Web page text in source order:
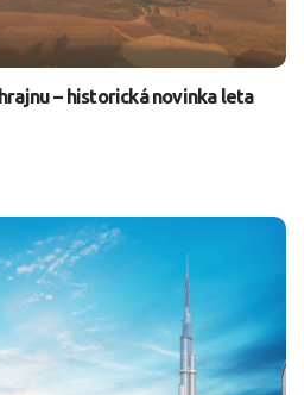
– historická novinka leta